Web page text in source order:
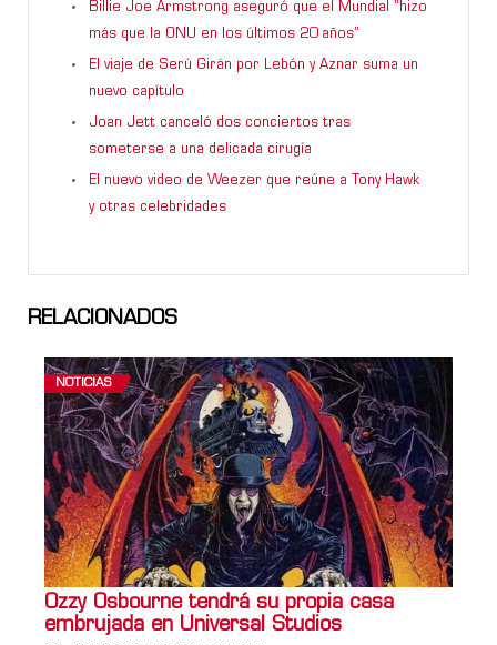
Billie Joe Armstrong aseguró que el Mundial “hizo
más que la ONU en los últimos 20 años”
El viaje de Serú Girán por Lebón y Aznar suma un
nuevo capítulo
Joan Jett canceló dos conciertos tras
someterse a una delicada cirugía
El nuevo video de Weezer que reúne a Tony Hawk
y otras celebridades
RELACIONADOS
NOTICIAS
Ozzy Osbourne tendrá su propia casa
embrujada en Universal Studios